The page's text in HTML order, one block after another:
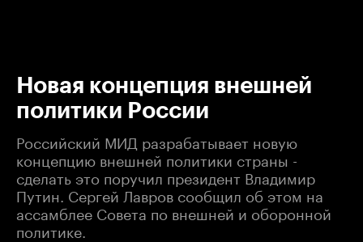
Новая концепция внешней
политики России
Российский МИД разрабатывает новую
концепцию внешней политики страны -
сделать это поручил президент Владимир
Путин. Сергей Лавров сообщил об этом на
ассамблее Совета по внешней и оборонной
политике.